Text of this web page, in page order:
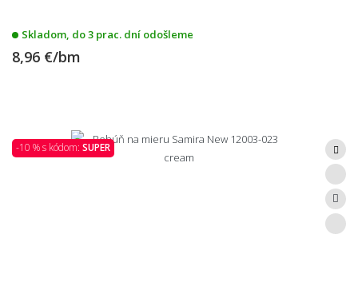
Skladom, do 3 prac. dní odošleme
8,96 €/bm
-10 % s kódom: SUPER